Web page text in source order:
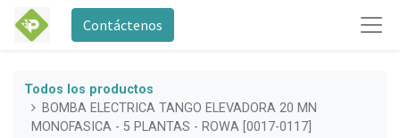
Contáctenos
Todos los productos
BOMBA ELECTRICA TANGO ELEVADORA 20 MN
MONOFASICA - 5 PLANTAS - ROWA [0017-0117]